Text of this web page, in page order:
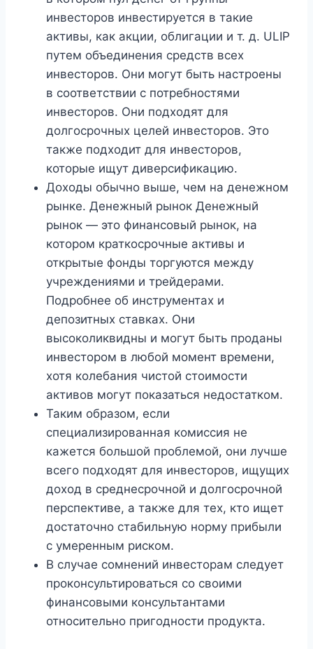
инвесторов инвестируется в такие
активы, как акции, облигации и т. д. ULIP
путем объединения средств всех
инвесторов. Они могут быть настроены
в соответствии с потребностями
инвесторов. Они подходят для
долгосрочных целей инвесторов. Это
также подходит для инвесторов,
которые ищут диверсификацию.
Доходы обычно выше, чем на денежном
рынке. Денежный рынок Денежный
рынок — это финансовый рынок, на
котором краткосрочные активы и
открытые фонды торгуются между
учреждениями и трейдерами.
Подробнее об инструментах и ​​
депозитных ставках. Они
высоколиквидны и могут быть проданы
инвестором в любой момент времени,
хотя колебания чистой стоимости
активов могут показаться недостатком.
Таким образом, если
специализированная комиссия не
кажется большой проблемой, они лучше
всего подходят для инвесторов, ищущих
доход в среднесрочной и долгосрочной
перспективе, а также для тех, кто ищет
достаточно стабильную норму прибыли
с умеренным риском.
В случае сомнений инвесторам следует
проконсультироваться со своими
финансовыми консультантами
относительно пригодности продукта.